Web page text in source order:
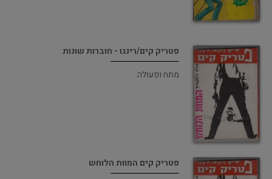
פטריק קים/רינגו - חוברות שונות
מתח ופעולה
פטריק קים המוות הלוחש